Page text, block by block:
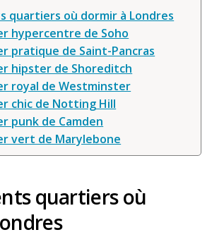
Réserver un vol !
Le logement en voyage
Assurance voyage !
LA carte bancaire
voyage !
quartiers où dormir à Londres
hypercentre de Soho
pratique de Saint-Pancras
hipster de Shoreditch
royal de Westminster
chic de Notting Hill
punk de Camden
vert de Marylebone
quartiers où